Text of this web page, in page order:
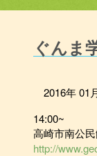
ぐんま
2016年 01
14:00~
高崎市南公
http://